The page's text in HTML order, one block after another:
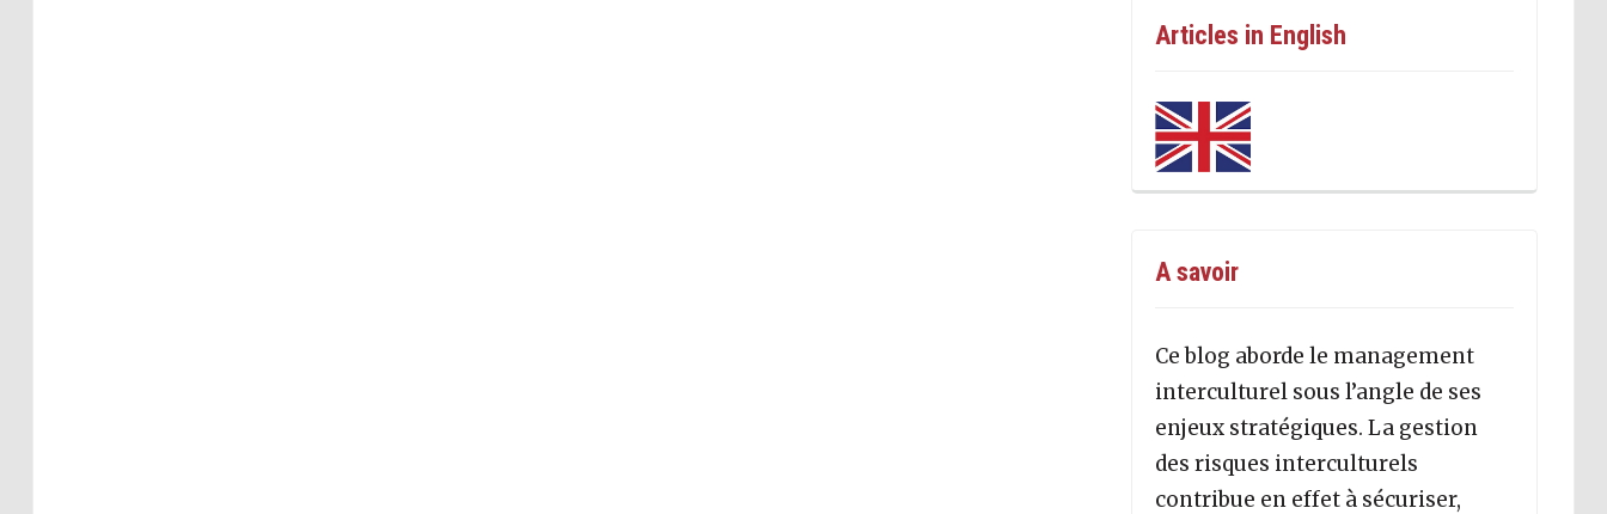
Articles in English
A savoir
Ce blog aborde le management
interculturel sous l’angle de ses
enjeux stratégiques. La gestion
des risques interculturels
contribue en effet à sécuriser,